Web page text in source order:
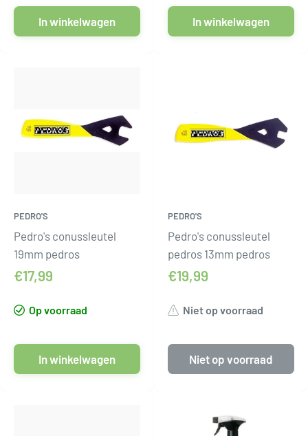
In winkelwagen In winkelwagen
PEDRO'S
Pedro's conussleutel
19mm pedros
€17,99
Op voorraad
In winkelwagen
PEDRO'S
Pedro's conussleutel
pedros 13mm pedros
€19,99
Niet op voorraad
Niet op voorraad